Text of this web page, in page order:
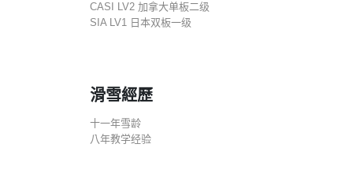
CASI LV2 加拿大单板二级
SIA LV1 日本双板一级
滑雪經歷
十一年雪龄
八年教学经验